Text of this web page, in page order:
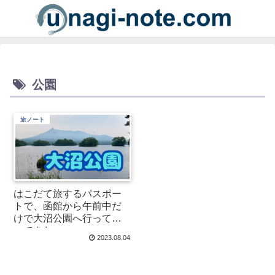
公園
旅ノート
はこだて旅するパスポー
トで、函館から午前中だ
けで大沼公園へ行って帰
ってきた。
2023.08.04